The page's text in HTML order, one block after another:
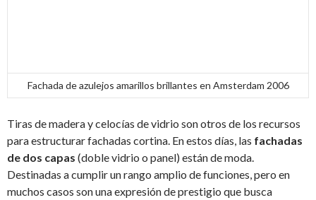
Fachada de azulejos amarillos brillantes en Amsterdam 2006
Tiras de madera y celocías de vidrio son otros de los recursos
para estructurar fachadas cortina. En estos días, las fachadas
de dos capas (doble vidrio o panel) están de moda.
Destinadas a cumplir un rango amplio de funciones, pero en
muchos casos son una expresión de prestigio que busca